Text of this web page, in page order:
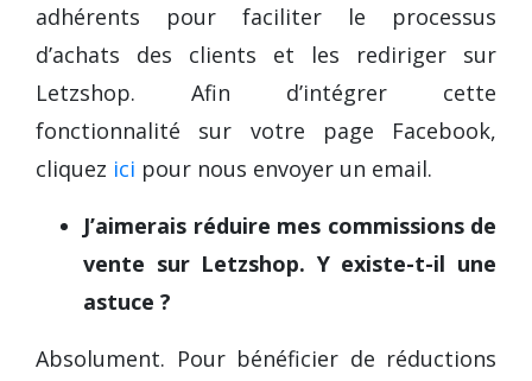
adhérents pour faciliter le processus
d’achats des clients et les rediriger sur
Letzshop. Afin d’intégrer cette
fonctionnalité sur votre page Facebook,
cliquez ici pour nous envoyer un email.
J’aimerais réduire mes commissions de
vente sur Letzshop. Y existe-t-il une
astuce ?
Absolument. Pour bénéficier de réductions